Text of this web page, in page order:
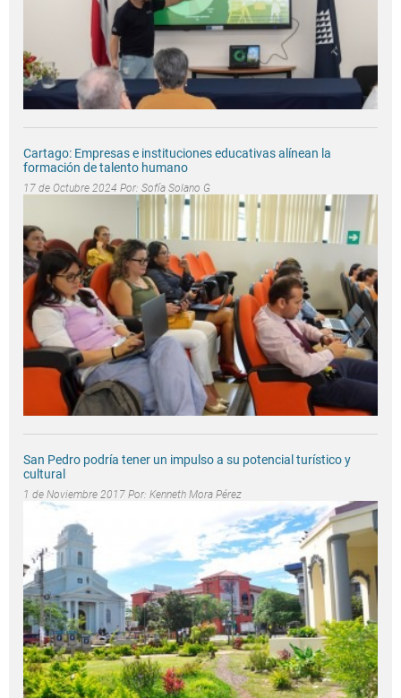
Cartago: Empresas e instituciones educativas alínean la
formación de talento humano
17 de Octubre 2024 Por: Sofía Solano G
San Pedro podría tener un impulso a su potencial turístico y
cultural
1 de Noviembre 2017 Por: Kenneth Mora Pérez